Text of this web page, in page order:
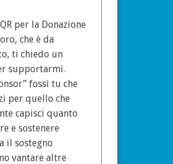
per la Donazione
che è da
ti chiedo un
supportarmi.
fossi tu che
per quello che
capisci quanto
e sostenere
il sostegno
vantare altre